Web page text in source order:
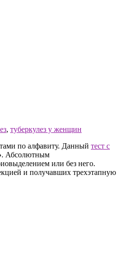
, туберкулез у женщин
по алфавиту. Данный тест с
. Абсолютным
или без него.
и получавших трехэтапную